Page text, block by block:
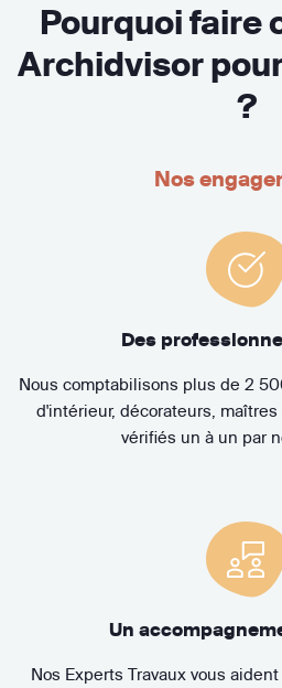
Pourquoi faire
Archidvisor
?
Nos
Des
Nous comptabilisons plus de 2
d'intérieur, décorateurs,
vérifiés un à un par
Un
Nos Experts Travaux vous